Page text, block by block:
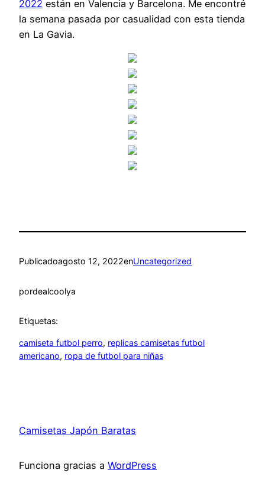
2022 están en Valencia y Barcelona. Me encontré
la semana pasada por casualidad con esta tienda
en La Gavia.
Publicadoagosto 12, 2022enUncategorized
pordealcoolya
Etiquetas:
camiseta futbol perro, replicas camisetas futbol
americano, ropa de futbol para niñas
Camisetas Japón Baratas
Funciona gracias a WordPress